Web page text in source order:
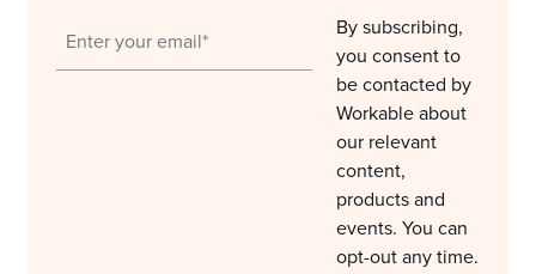
By subscribing,
you consent to
be contacted by
Workable about
our relevant
content,
products and
events. You can
opt-out any time.